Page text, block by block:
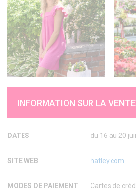
INFORMATION SUR LA VENTE
DATES du 16 au 20
SITE WEB hatley.com
MODES DE PAIEMENT Cartes de